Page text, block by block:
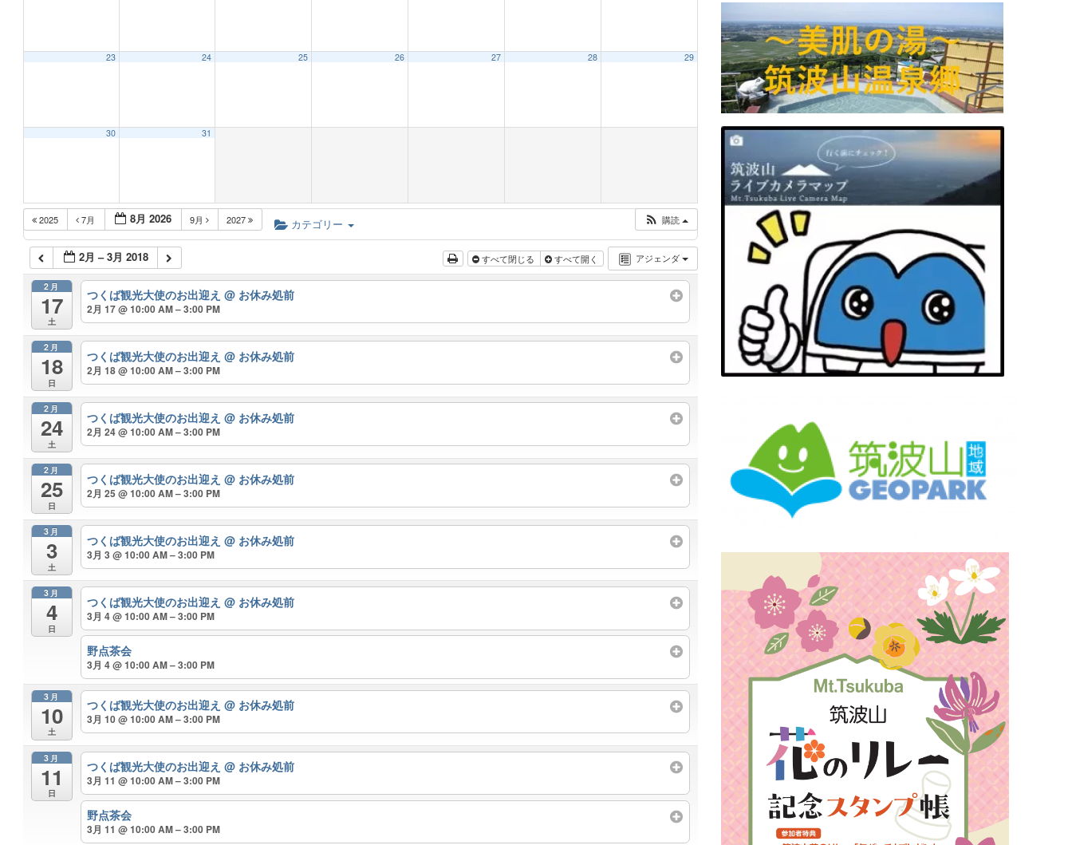
23 24 25 26 27 28 29
30 31
2025 7月 8月 2026 9月 2027 購読
カテゴリー
アジェンダ
2月 – 3月 2018 すべて閉じる すべて開く
2月
17
土
つくば観光大使のお出迎え@ お休み処前
2月 17 @ 10:00 AM – 3:00 PM
2月
18
日
つくば観光大使のお出迎え@ お休み処前
2月 18 @ 10:00 AM – 3:00 PM
2月
24
土
つくば観光大使のお出迎え@ お休み処前
2月 24 @ 10:00 AM – 3:00 PM
2月
25
日
つくば観光大使のお出迎え@ お休み処前
2月 25 @ 10:00 AM – 3:00 PM
3月
3
土
つくば観光大使のお出迎え@ お休み処前
3月 3 @ 10:00 AM – 3:00 PM
3月
4
日
つくば観光大使のお出迎え@ お休み処前
3月 4 @ 10:00 AM – 3:00 PM
野点茶会
3月 4 @ 10:00 AM – 3:00 PM
3月
10
土
つくば観光大使のお出迎え@ お休み処前
3月 10 @ 10:00 AM – 3:00 PM
3月
11
日
つくば観光大使のお出迎え@ お休み処前
3月 11 @ 10:00 AM – 3:00 PM
野点茶会
3月 11 @ 10:00 AM – 3:00 PM